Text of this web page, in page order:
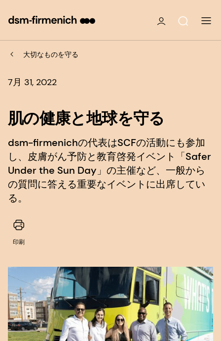
大切なものを守る
7月 31, 2022
肌の健康と地球を守る
dsm-firmenichの代表はSCFの活動にも参加
し、皮膚がん予防と教育啓発イベント「Safer
Under the Sun Day」の主催など、一般から
の質問に答える重要なイベントに出席してい
る。
印刷